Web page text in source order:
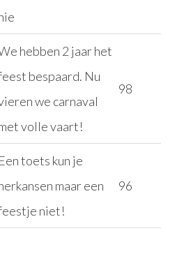
hebben 2 jaar het
bespaard. Nu
we carnaval
volle vaart!
98
Een toets kun je
maar een
niet!
96